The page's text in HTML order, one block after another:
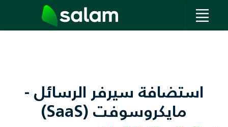
استضافة سيرفر الرسائل -
مايكروسوفت (SaaS)